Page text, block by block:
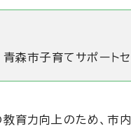
青森市子育てサポート
育力向上のため、市